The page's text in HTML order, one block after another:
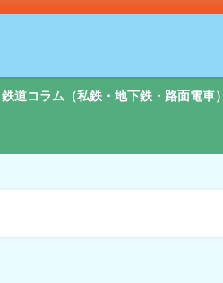
鉄道コラム（私鉄・地下鉄・路面電車）